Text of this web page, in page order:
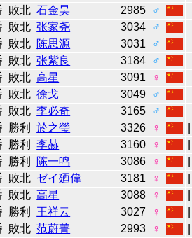
敗北 石金昊 2985
♂
敗北 张家尧 3034
♂
敗北 陈思源 3031
♂
敗北 张紫良 3184
♂
敗北 高星 3091
♀
敗北 徐戈 3049
♂
敗北 李必奇 3165
♂
勝利 於之瑩 3326 ♀
勝利 李赫 3160 ♀
勝利 陈一鸣 3086 ♀
敗北 ゼイ廼偉 3181 ♀
敗北 高星 3088 ♀
勝利 王祥云 3027 ♀
敗北 范蔚菁 2993 ♀